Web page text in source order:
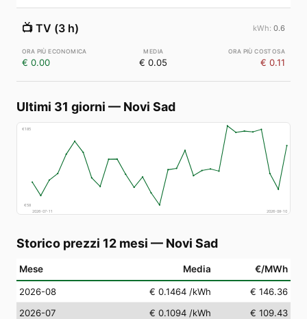
📺 TV (3 h) 0.6
€ 0.00 € 0.05 € 0.11
Ultimi 31 giorni — Novi Sad
€185
€58
2026-07-11
2026-08-10
Storico prezzi 12 mesi — Novi Sad
Mese Media €/MWh
2026-08 € 0.1464 /kWh
€ 146.36
2026-07
€ 0.1094 /kWh
€ 109.43